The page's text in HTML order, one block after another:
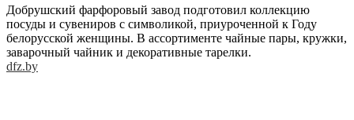
Добрушский фарфоровый завод подготовил коллекцию
посуды и сувениров с символикой, приуроченной к Году
белорусской женщины. В ассортименте чайные пары, кружки,
заварочный чайник и декоративные тарелки.
dfz.by